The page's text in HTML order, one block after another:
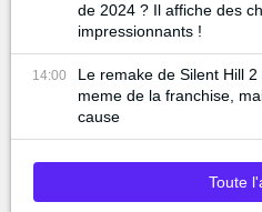
de 2024 ? Il affiche des
impressionnants !
14:00
Le remake de Silent Hill
meme de la franchise,
cause
Toute